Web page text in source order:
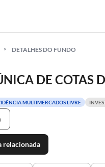
DETALHES DO FUNDO
DE
MULTIMERCADOS LIVRE
relacionada